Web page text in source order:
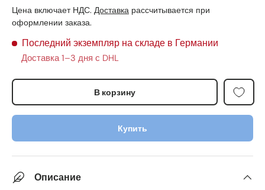
Цена включает НДС. Доставка рассчитывается при
оформлении заказа.
Последний экземпляр на складе в Германии
Доставка 1–3 дня с DHL
В корзину
Купить
Описание